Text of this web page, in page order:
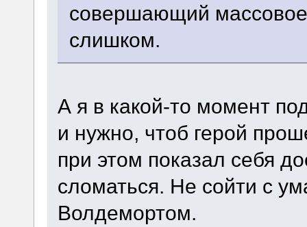
совершающий
слишком.
А я в какой-то момент
и нужно, чтоб герой
при этом показал себя
сломаться. Не сойти с
Волдемортом.